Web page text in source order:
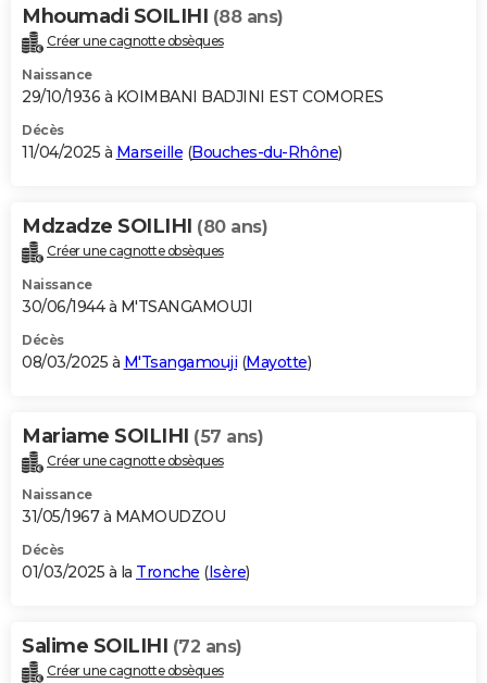
Mhoumadi SOILIHI (88 ans)
Créer une cagnotte obsèques
Naissance
29/10/1936 à KOIMBANI BADJINI EST COMORES
Décès
11/04/2025 à Marseille (Bouches-du-Rhône)
Mdzadze SOILIHI (80 ans)
Créer une cagnotte obsèques
Naissance
30/06/1944 à M'TSANGAMOUJI
Décès
08/03/2025 à M'Tsangamouji (Mayotte)
Mariame SOILIHI (57 ans)
Créer une cagnotte obsèques
Naissance
31/05/1967 à MAMOUDZOU
Décès
01/03/2025 à la Tronche (Isère)
Salime SOILIHI (72 ans)
Créer une cagnotte obsèques